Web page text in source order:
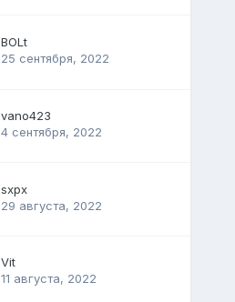
BOLt
25 сентября, 2022
vano423
4 сентября, 2022
sxpx
29 августа, 2022
Vit
11 августа, 2022